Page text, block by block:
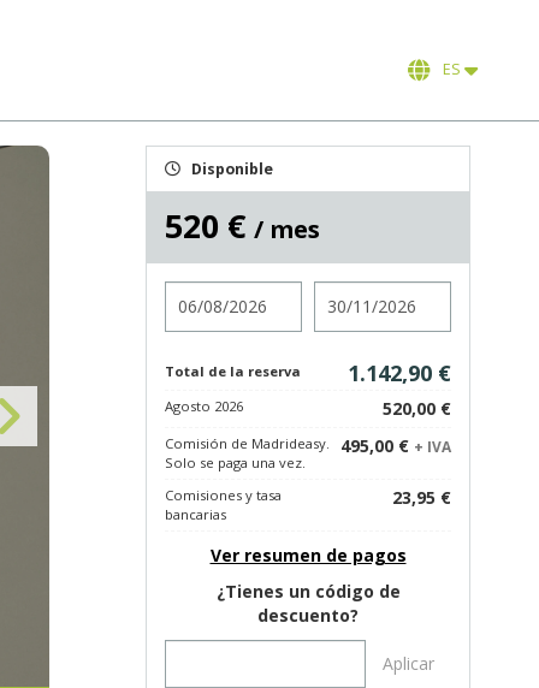
ES
Disponible
520 € / mes
Total de la reserva 1.142,90 €
Agosto 2026 520,00 €
Comisión de Madrideasy.
Solo se paga una vez.
495,00 € + IVA
Comisiones y tasa
bancarias
23,95 €
Ver resumen de pagos
¿Tienes un código de
descuento?
Aplicar